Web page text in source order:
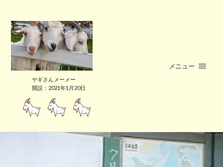
ヤギさんメーメー
開設：2021年1月20日
メニュー